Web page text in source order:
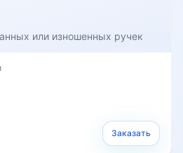
или изношенных ручек
Заказать